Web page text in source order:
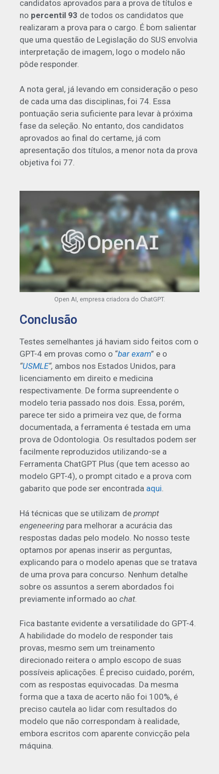
candidatos aprovados para a prova de títulos e
no percentil 93 de todos os candidatos que
realizaram a prova para o cargo. É bom salientar
que uma questão de Legislação do SUS envolvia
interpretação de imagem, logo o modelo não
pôde responder.
A nota geral, já levando em consideração o peso
de cada uma das disciplinas, foi 74. Essa
pontuação seria suficiente para levar à próxima
fase da seleção. No entanto, dos candidatos
aprovados ao final do certame, já com
apresentação dos títulos, a menor nota da prova
objetiva foi 77.
Open AI, empresa criadora do ChatGPT.
Conclusão
Testes semelhantes já haviam sido feitos com o
GPT-4 em provas como o “bar exam” e o
“USMLE“, ambos nos Estados Unidos, para
licenciamento em direito e medicina
respectivamente. De forma supreendente o
modelo teria passado nos dois. Essa, porém,
parece ter sido a primeira vez que, de forma
documentada, a ferramenta é testada em uma
prova de Odontologia. Os resultados podem ser
facilmente reproduzidos utilizando-se a
Ferramenta ChatGPT Plus (que tem acesso ao
modelo GPT-4), o prompt citado e a prova com
gabarito que pode ser encontrada aqui.
Há técnicas que se utilizam de prompt
engeneering para melhorar a acurácia das
respostas dadas pelo modelo. No nosso teste
optamos por apenas inserir as perguntas,
explicando para o modelo apenas que se tratava
de uma prova para concurso. Nenhum detalhe
sobre os assuntos a serem abordados foi
previamente informado ao chat.
Fica bastante evidente a versatilidade do GPT-4.
A habilidade do modelo de responder tais
provas, mesmo sem um treinamento
direcionado reitera o amplo escopo de suas
possíveis aplicações. É preciso cuidado, porém,
com as respostas equivocadas. Da mesma
forma que a taxa de acerto não foi 100%, é
preciso cautela ao lidar com resultados do
modelo que não correspondam à realidade,
embora escritos com aparente convicção pela
máquina.